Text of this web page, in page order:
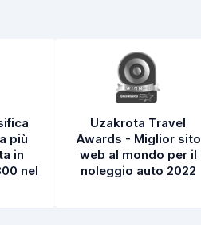
più
in
nel
Uzakrota Travel
Awards - Miglior sito
web al mondo per il
noleggio auto 2022